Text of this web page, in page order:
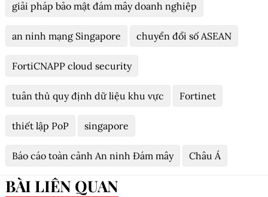
giải pháp bảo mật đám mây doanh nghiệp
an ninh mạng Singapore chuyển đổi số ASEAN
FortiCNAPP cloud security
tuân thủ quy định dữ liệu khu vực Fortinet
thiết lập PoP singapore
Báo cáo toàn cảnh An ninh Đám mây Châu Á
BÀI LIÊN QUAN